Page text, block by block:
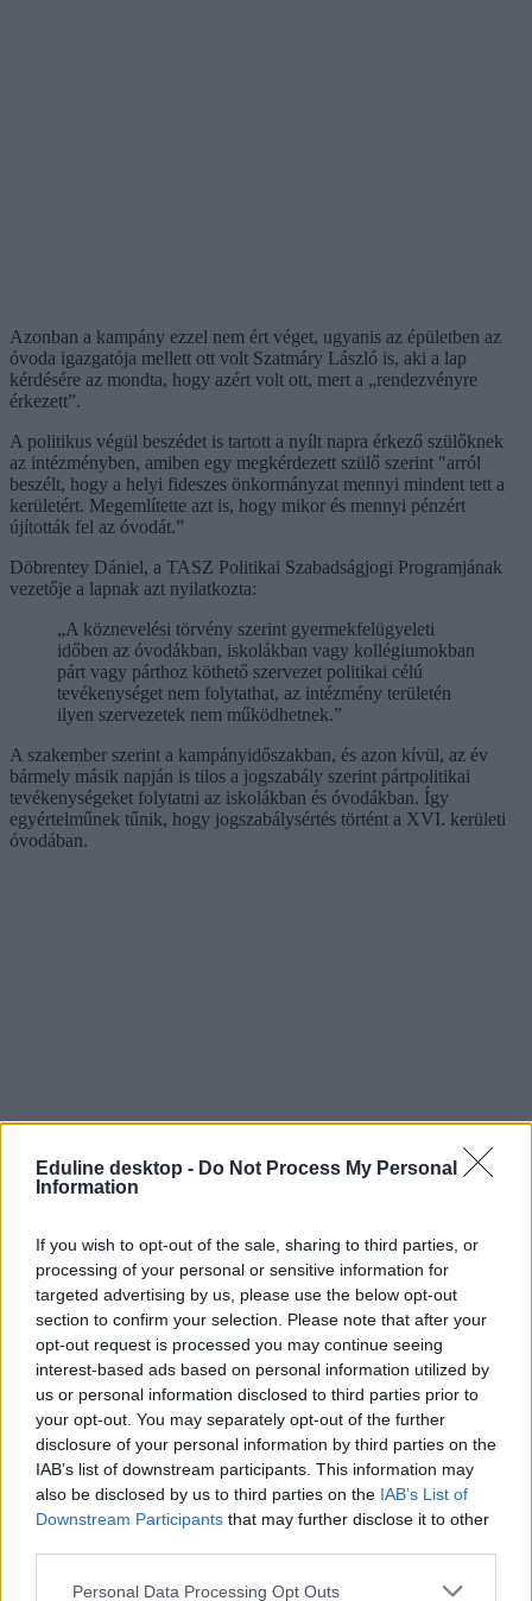
Eduline desktop - Do Not Process My Personal
Information
If you wish to opt-out of the sale, sharing to third parties, or
processing of your personal or sensitive information for
targeted advertising by us, please use the below opt-out
section to confirm your selection. Please note that after your
opt-out request is processed you may continue seeing
interest-based ads based on personal information utilized by
us or personal information disclosed to third parties prior to
your opt-out. You may separately opt-out of the further
disclosure of your personal information by third parties on the
IAB’s list of downstream participants. This information may
also be disclosed by us to third parties on the IAB’s List of
Downstream Participants that may further disclose it to other
Personal Data Processing Opt Outs
Azonban a kampány ezzel nem ért véget, ugyanis az épületben az
óvoda igazgatója mellett ott volt Szatmáry László is, aki a lap
kérdésére az mondta, hogy azért volt ott, mert a „rendezvényre
érkezett”.
A politikus végül beszédet is tartott a nyílt napra érkező szülőknek
az intézményben, amiben egy megkérdezett szülő szerint "arról
beszélt, hogy a helyi fideszes önkormányzat mennyi mindent tett a
kerületért. Megemlítette azt is, hogy mikor és mennyi pénzért
újították fel az óvodát.”
Döbrentey Dániel, a TASZ Politikai Szabadságjogi Programjának
vezetője a lapnak azt nyilatkozta:
„A köznevelési törvény szerint gyermekfelügyeleti
időben az óvodákban, iskolákban vagy kollégiumokban
párt vagy párthoz köthető szervezet politikai célú
tevékenységet nem folytathat, az intézmény területén
ilyen szervezetek nem működhetnek.”
A szakember szerint a kampányidőszakban, és azon kívül, az év
bármely másik napján is tilos a jogszabály szerint pártpolitikai
tevékenységeket folytatni az iskolákban és óvodákban. Így
egyértelműnek tűnik, hogy jogszabálysértés történt a XVI. kerületi
óvodában.